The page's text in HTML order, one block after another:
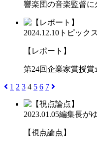
響楽団の音楽監督
2024.12.10 トピックス
【レポート】
第24回企業家賞授賞
1 2 3 4 5 6 7
2023.01.05編集長が
【視点論点】